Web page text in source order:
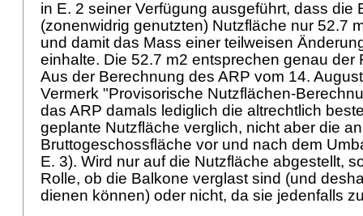
in E. 2 seiner Verfügung ausgeführt, dass die
(zonenwidrig genutzten) Nutzfläche nur 52.7
und damit das Mass einer teilweisen
einhalte. Die 52.7 m2 entsprechen genau der
Aus der Berechnung des ARP vom 14.
Vermerk "Provisorische Nutzflächen-
das ARP damals lediglich die altrechtlich
geplante Nutzfläche verglich, nicht aber die
Bruttogeschossfläche vor und nach dem
E. 3). Wird nur auf die Nutzfläche abgestellt,
Rolle, ob die Balkone verglast sind (und
dienen können) oder nicht, da sie jedenfalls